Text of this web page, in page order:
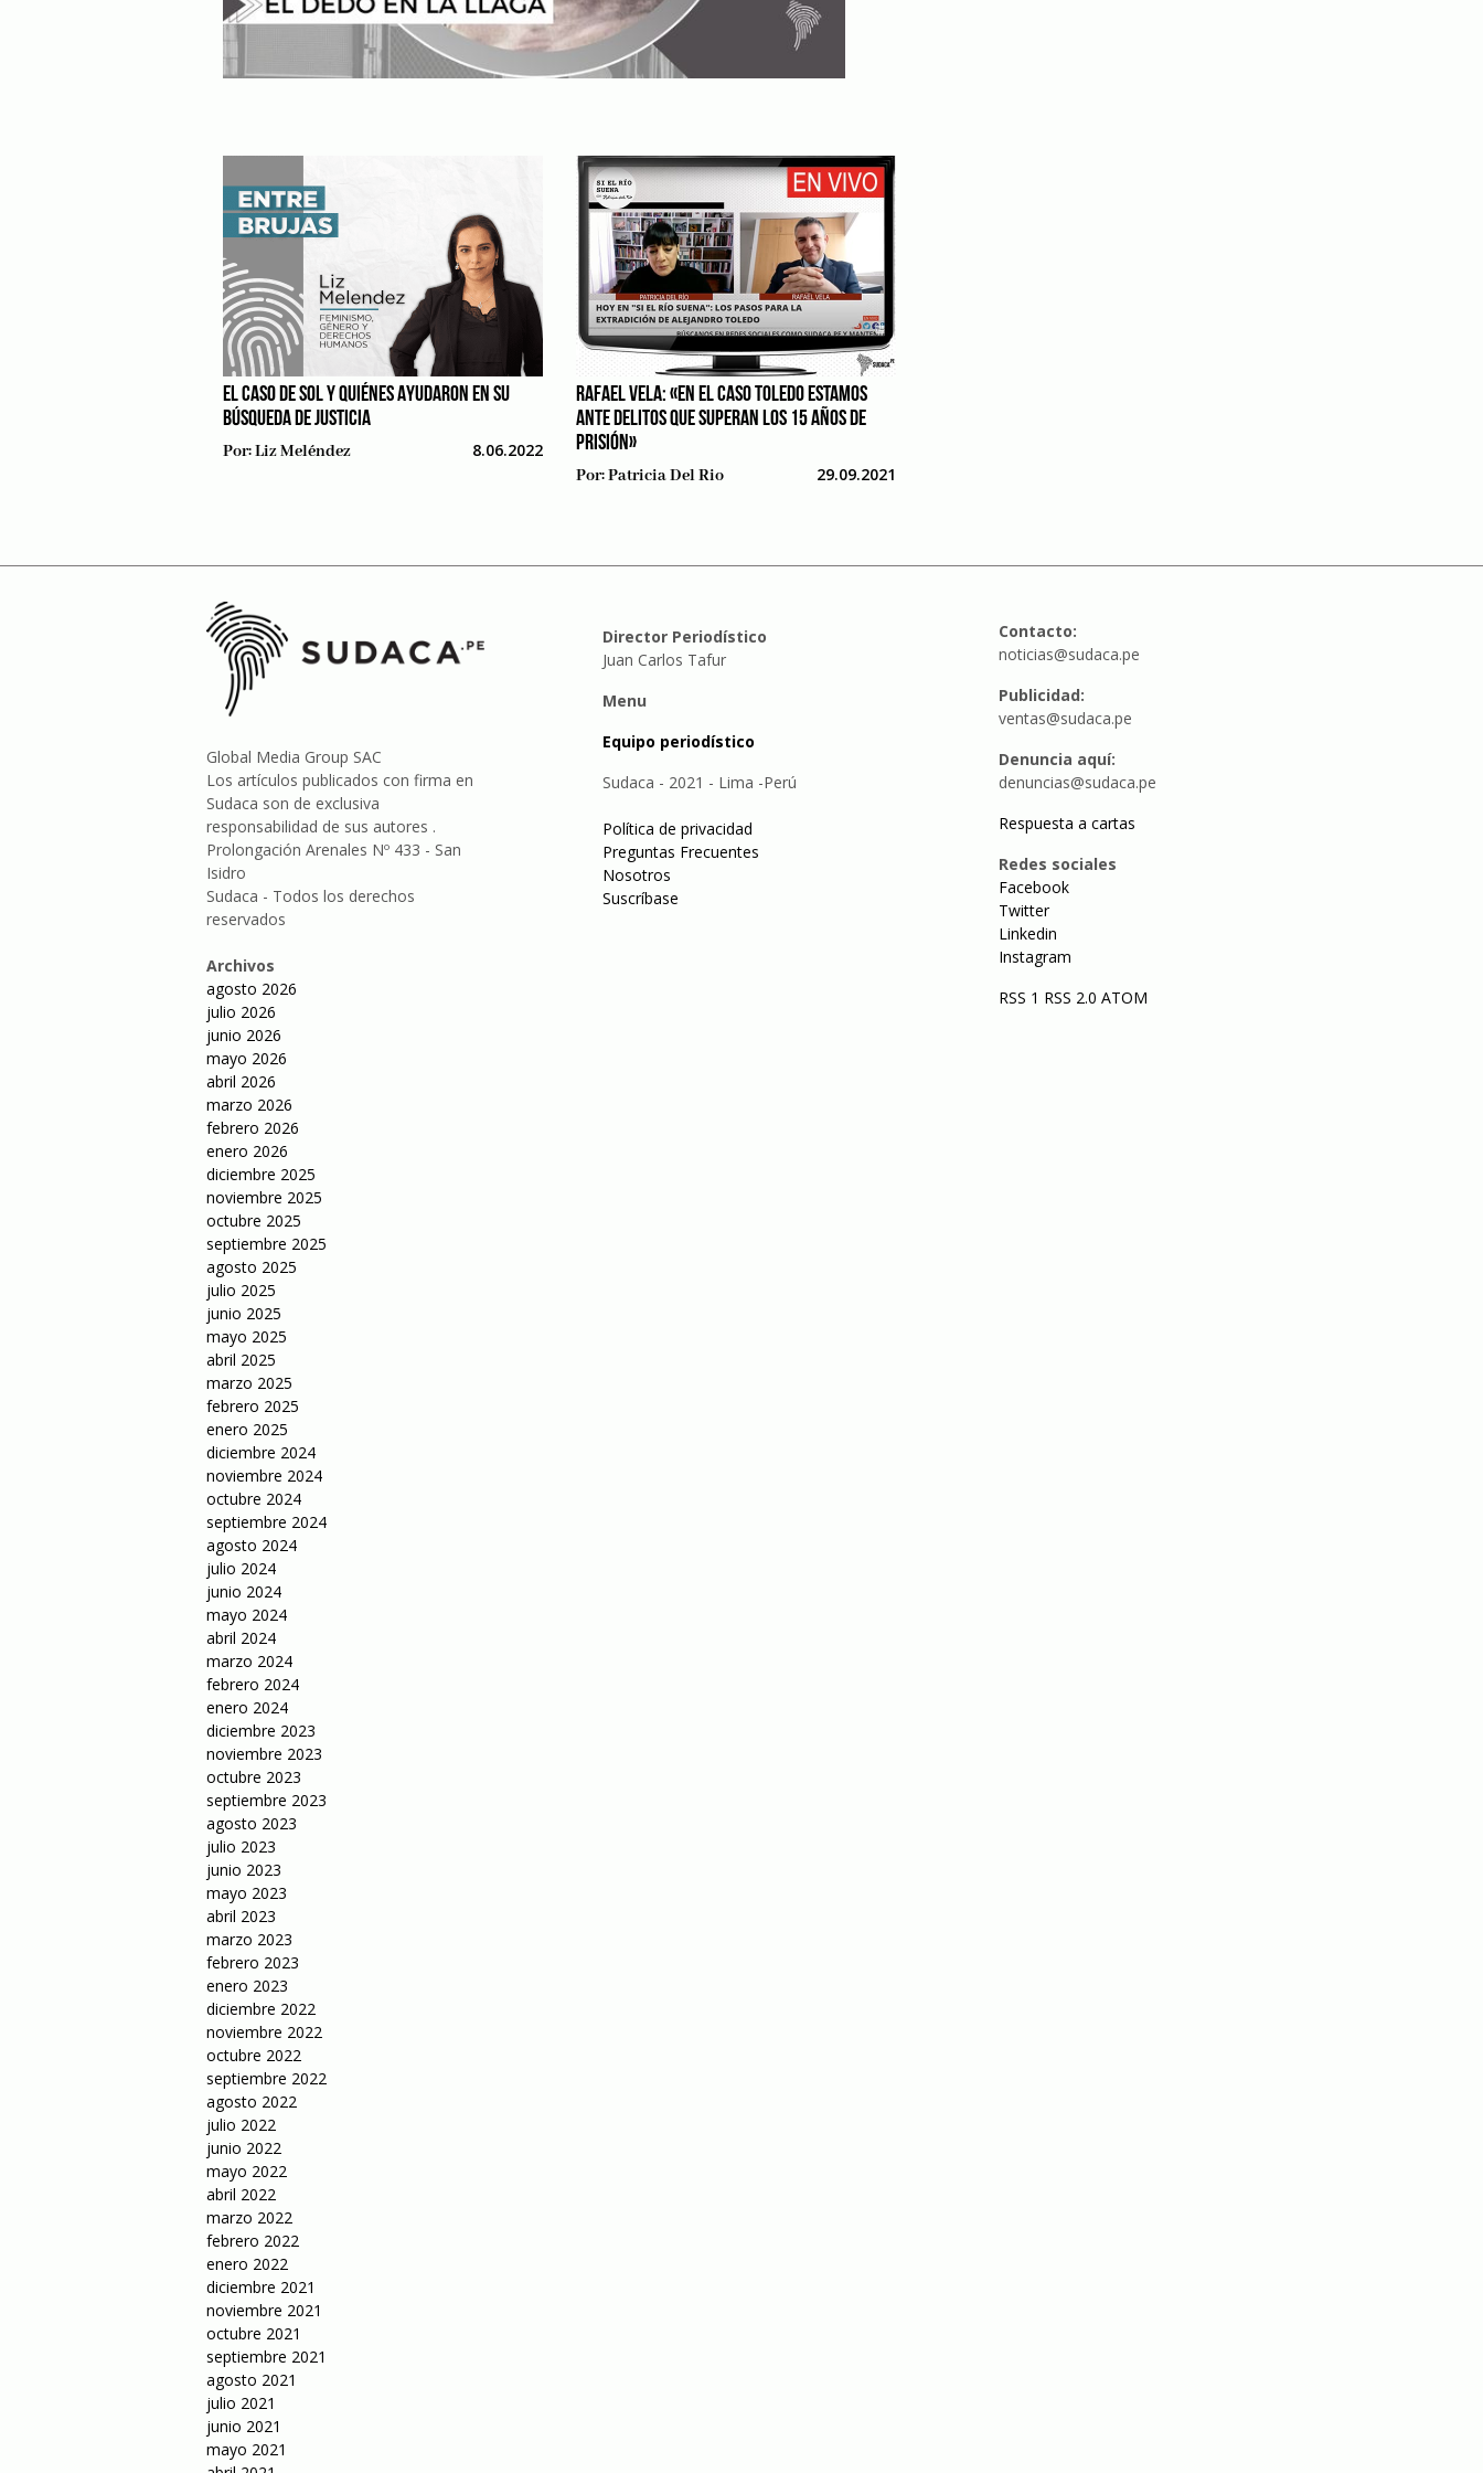
EL CASO DE SOL Y QUIÉNES AYUDARON EN SU
BÚSQUEDA DE JUSTICIA
Por:Liz Meléndez 8.06.2022
RAFAEL VELA: «EN EL CASO TOLEDO ESTAMOS
ANTE DELITOS QUE SUPERAN LOS 15 AÑOS DE
PRISIÓN»
Por:Patricia Del Rio 29.09.2021
Global Media Group SAC
Los artículos publicados con firma en
Sudaca son de exclusiva
responsabilidad de sus autores .
Prolongación Arenales Nº 433 - San
Isidro
Sudaca - Todos los derechos
reservados
Archivos
agosto 2026
julio 2026
junio 2026
mayo 2026
abril 2026
marzo 2026
febrero 2026
enero 2026
diciembre 2025
noviembre 2025
octubre 2025
septiembre 2025
agosto 2025
julio 2025
junio 2025
mayo 2025
abril 2025
marzo 2025
febrero 2025
enero 2025
diciembre 2024
noviembre 2024
octubre 2024
septiembre 2024
agosto 2024
julio 2024
junio 2024
mayo 2024
abril 2024
marzo 2024
febrero 2024
enero 2024
diciembre 2023
noviembre 2023
octubre 2023
septiembre 2023
agosto 2023
julio 2023
junio 2023
mayo 2023
abril 2023
marzo 2023
febrero 2023
enero 2023
diciembre 2022
noviembre 2022
octubre 2022
septiembre 2022
agosto 2022
julio 2022
junio 2022
mayo 2022
abril 2022
marzo 2022
febrero 2022
enero 2022
diciembre 2021
noviembre 2021
octubre 2021
septiembre 2021
agosto 2021
julio 2021
junio 2021
mayo 2021
Director Periodístico
Juan Carlos Tafur
Menu
Equipo periodístico
Sudaca - 2021 - Lima -Perú
Política de privacidad
Preguntas Frecuentes
Nosotros
Suscríbase
Contacto:
noticias@sudaca.pe
Publicidad:
ventas@sudaca.pe
Denuncia aquí:
denuncias@sudaca.pe
Respuesta a cartas
Redes sociales
Facebook
Twitter
Linkedin
Instagram
RSS 1 RSS 2.0 ATOM